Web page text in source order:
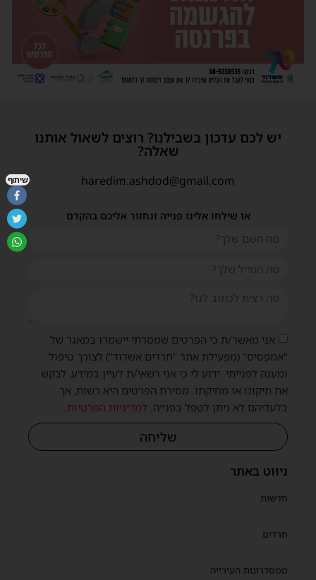
ניווט באתר
חדשות
חרדים
ממסדרונות העירייה
יש לכם עדכון בשבילנו? רוצים לשאול אותנו
שאלה?
haredim.ashdod@gmail.com
או שילחו אלינו פנייה ונחזור אליכם בהקדם
אני מאשר/ת כי הפרטים שמסרתי יישמרו במאגר של
"אמפסיס" (מפעילת אתר "חרדים אשדוד") לצורך טיפול
ומענה לפנייתי. ידוע לי כי אני רשאי/ת לעיין במידע, לבקש
את תיקונו או מחיקתו. מסירת הפרטים היא רשות, אך
בלעדיהם לא ניתן לטפל בפנייה. למדיניות הפרטיות.
שליחה
שיתוף